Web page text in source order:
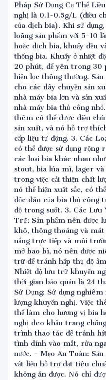
Pháp Sử Dụng Cụ Thể
nghị là 0.1-0.5g/L (điều
của dịch bia). Khi sử
loãng sản phẩm với 5-10
hoặc dịch bia, khuấy đều
thống bia. Khuấy ở nhiệt
20 phút, để yên trong 30
hiện lọc thông thường.
cho các dây chuyền sản
nhà máy bia lớn và sản
nhà máy bia thủ công
thêm có thể được điều
sản xuất, và nó hỗ trợ
cấp liệu tự động. 3. Các
có thể được sử dụng rộng
các loại bia khác nhau
stout, bia lúa mì, lager và
trong việc cải thiện chất
nó thể hiện xuất sắc, có
độc đáo của bia thủ công
độ trong suốt. 3. Các Lưu
Trữ: Sản phẩm nên được
khô, thông thoáng và
nắng trực tiếp và môi
mở bao bì, nó nên được
trữ để tránh hấp thụ độ
Nhiệt độ lưu trữ khuyến
thời gian bảo quản là 24
Sử Dụng: Sử dụng
lượng khuyến nghị. Việc
thể làm cho hương vị bia
nghị đeo khẩu trang
trình thao tác để tránh hít
tình dính vào mắt, rửa
nước. - Mẹo An Toàn:
vật liệu hỗ trợ đạt tiêu
không ăn được. Nó chỉ